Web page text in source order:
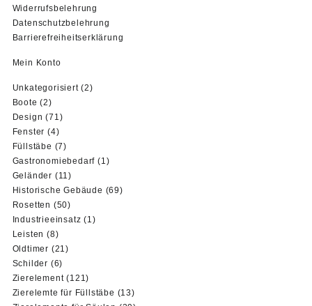
Widerrufsbelehrung
Datenschutzbelehrung
Barrierefreiheitserklärung
Mein Konto
Unkategorisiert 22
Boote 22
Produkte
Design 7171
Produkte
Fenster 44
Produkte
Füllstäbe 77
Produkte
Gastronomiebedarf 11
Geländer 1111
Produkte
Historische Gebäude 6969
Rosetten 5050
Produkte
Industrieeinsatz 11
Leisten 88
Produkte
Oldtimer 2121
Schilder 66
Produkte
Zierelement 121121
Produkte
Zierelemte für Füllstäbe 1313